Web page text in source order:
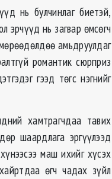
нь булчинлаг биетэй,
эрчүүд нь загвар өмсөгч
амьдруулдаг
романтик сюрприз
гээд төгс нэгнийг
хамтрагчдаа тавих
шаардлага эргүүлээд
маш ихийг хүсэх
өгч чадах зүйл